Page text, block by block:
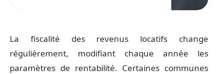
La fiscalité des revenus locatifs change
régulièrement, modifiant chaque année les
paramètres de rentabilité. Certaines communes